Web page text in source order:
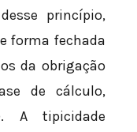
princípio,
forma fechada
da obrigação
de cálculo,
A tipicidade